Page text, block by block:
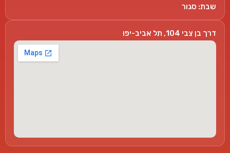
שבת: סגור
דרך בן צבי 104, תל אביב-יפו